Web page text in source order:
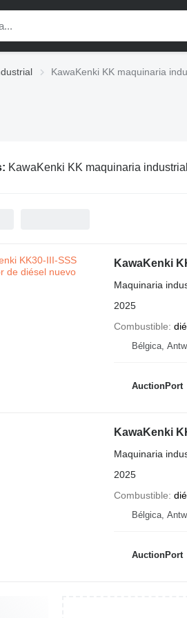
KawaKenki KK maquinaria
KawaKenki KK maquinaria industrial
KawaKenki
Maquinaria
2025
Combustible
Bélgica,
AuctionPort
KawaKenki
Maquinaria
2025
Combustible
Bélgica,
AuctionPort